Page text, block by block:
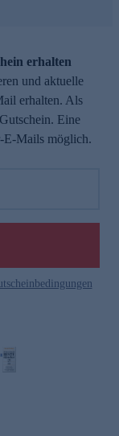
erhalten
und aktuelle
erhalten. Als
Eine
E-Mails möglich.